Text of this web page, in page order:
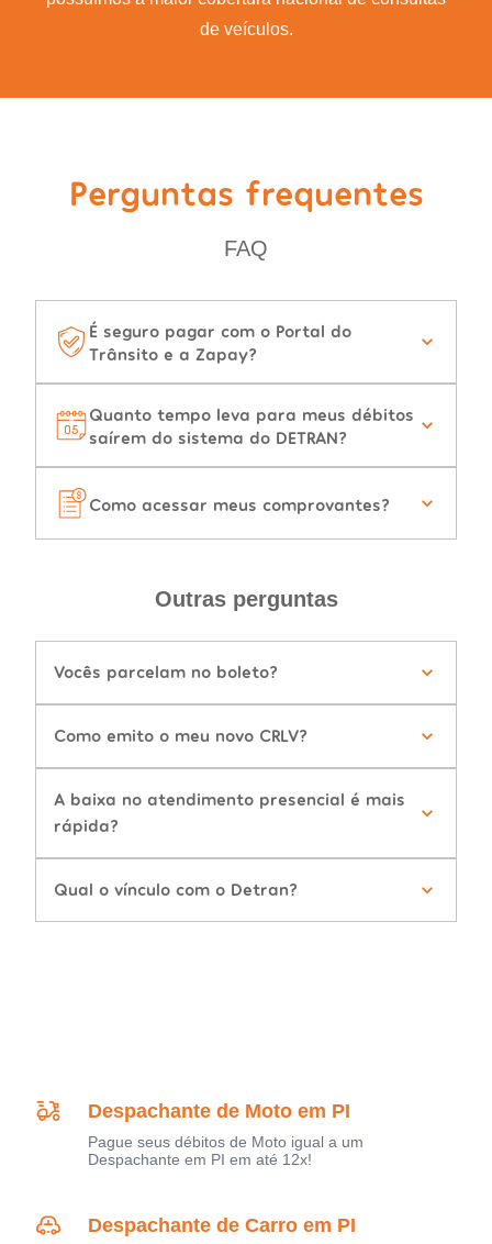
de veículos.
Perguntas frequentes
FAQ
É seguro pagar com o Portal do
Trânsito e a Zapay?
Quanto tempo leva para meus débitos
saírem do sistema do DETRAN?
Como acessar meus comprovantes?
Outras perguntas
Vocês parcelam no boleto?
Como emito o meu novo CRLV?
A baixa no atendimento presencial é mais
rápida?
Qual o vínculo com o Detran?
Despachante de Moto em PI
Pague seus débitos de Moto igual a um
Despachante em PI em até 12x!
Despachante de Carro em PI